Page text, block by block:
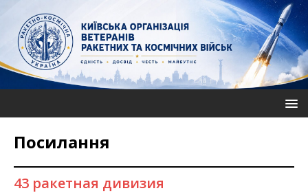
Посилання
43 ракетная дивизия